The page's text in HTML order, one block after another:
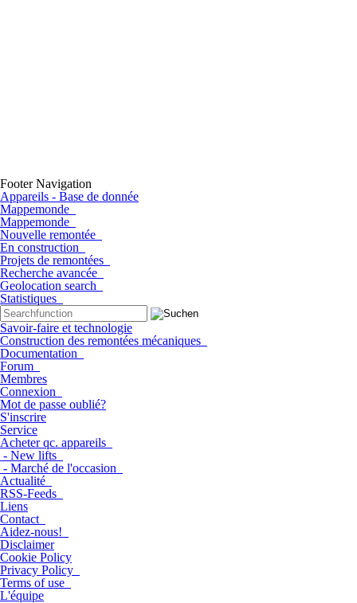
Footer Navigation
Appareils - Base de donnée
Mappemonde
Mappemonde
Nouvelle remontée
En construction
Projets de remontées
Recherche avancée
Geolocation search
Statistiques
Savoir-faire et technologie
Construction des remontées mécaniques
Documentation
Forum
Membres
Connexion
Mot de passe oublié?
S'inscrire
Service
Acheter qc. appareils
- New lifts
- Marché de l'occasion
Actualité
RSS-Feeds
Liens
Contact
Aidez-nous!
Disclaimer
Cookie Policy
Privacy Policy
Terms of use
L'équipe